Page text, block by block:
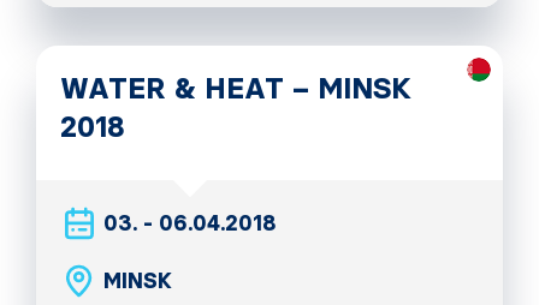
WATER & HEAT – MINSK
2018
03. - 06.04.2018
MINSK